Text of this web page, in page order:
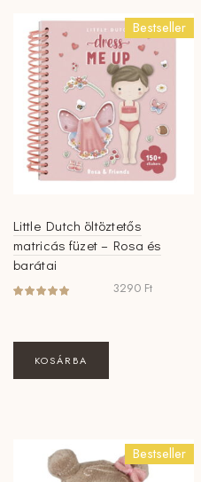
Bestseller
Little Dutch öltöztetős
matricás füzet – Rosa és
barátai
3290 Ft
KOSÁRBA
Bestseller